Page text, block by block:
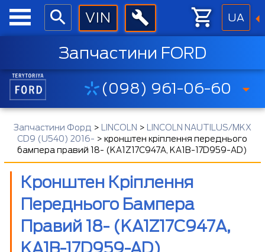
UA
Запчастини FORD
(098) 961-06-60
Запчастини Форд > LINCOLN >
LINCOLN NAUTILUS/MKX
CD9 (U540) 2016- >кронштен кріплення переднього
бампера правий 18- (KA1Z17C947A, KA1B-17D959-AD)
Кронштен Кріплення
Переднього Бампера
Правий 18- (KA1Z17C947A,
KA1B-17D959-AD)